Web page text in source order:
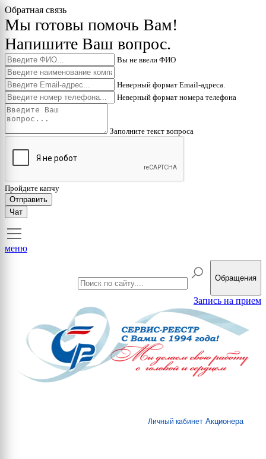
Обратная связь
Мы готовы помочь Вам!
Напишите Ваш вопрос.
Вы не ввели ФИО
Неверный формат Email-адреса.
Неверный формат номера телефона
Заполните текст вопроса
Пройдите капчу
Отправить
Чат
меню
Обращения
Запись на прием
Личный кабинет Акционера